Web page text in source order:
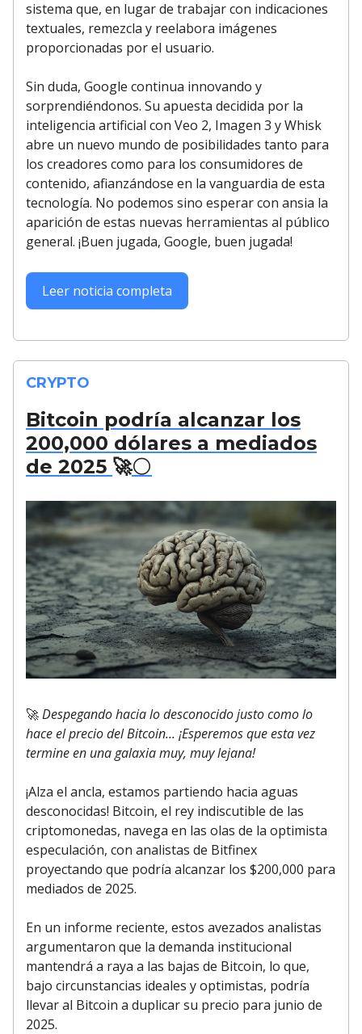
sistema que, en lugar de trabajar con indicaciones
textuales, remezcla y reelabora imágenes
proporcionadas por el usuario.
Sin duda, Google continua innovando y
sorprendiéndonos. Su apuesta decidida por la
inteligencia artificial con Veo 2, Imagen 3 y Whisk
abre un nuevo mundo de posibilidades tanto para
los creadores como para los consumidores de
contenido, afianzándose en la vanguardia de esta
tecnología. No podemos sino esperar con ansia la
aparición de estas nuevas herramientas al público
general. ¡Buen jugada, Google, buen jugada!
Leer noticia completa
CRYPTO
Bitcoin podría alcanzar los
200,000 dólares a mediados
de 2025 🚀🌕
🚀Despegando hacia lo desconocido justo como lo
hace el precio del Bitcoin... ¡Esperemos que esta vez
termine en una galaxia muy, muy lejana!
¡Alza el ancla, estamos partiendo hacia aguas
desconocidas! Bitcoin, el rey indiscutible de las
criptomonedas, navega en las olas de la optimista
especulación, con analistas de Bitfinex
proyectando que podría alcanzar los $200,000 para
mediados de 2025.
En un informe reciente, estos avezados analistas
argumentaron que la demanda institucional
mantendrá a raya a las bajas de Bitcoin, lo que,
bajo circunstancias ideales y optimistas, podría
llevar al Bitcoin a duplicar su precio para junio de
2025.